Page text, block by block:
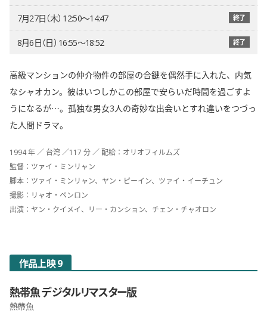
7月27日（木） 12:50〜14:47 終了
8月6日（日） 16:55〜18:52 終了
高級マンションの仲介物件の部屋の合鍵を偶然手に入れた、内気
なシャオカン。彼はいつしかこの部屋で安らいだ時間を過ごすよ
うになるが…。孤独な男女3人の奇妙な出会いとすれ違いをつづっ
た人間ドラマ。
1994 年 ／ 台湾 ／117 分 ／ 配給：オリオフィルムズ
監督：ツァイ・ミンリャン
脚本：ツァイ・ミンリャン、ヤン・ピーイン、ツァイ・イーチュン
撮影：リャオ・ペンロン
出演：ヤン・クイメイ、リー・カンション、チェン・チャオロン
作品上映 9
熱帯魚 デジタルリマスター版
熱蔕魚